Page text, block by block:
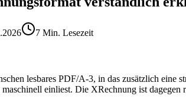
7 Min. Lesezeit
lesbares PDF/A-3, in das zusätzlich
einliest. Die XRechnung ist